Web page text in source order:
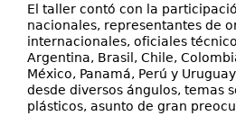
El taller contó con la
nacionales, representantes de
internacionales, oficiales
Argentina, Brasil, Chile,
México, Panamá, Perú y
desde diversos ángulos, temas
plásticos, asunto de gran